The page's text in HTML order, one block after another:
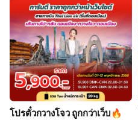
โปรตั๋วกวางโจว ถูกกว่าเว็บ🔥